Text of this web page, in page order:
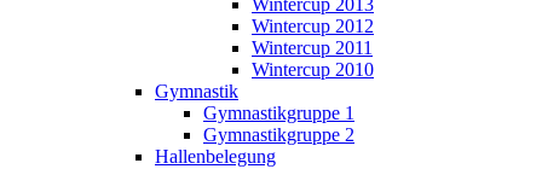
Wintercup 2012
Wintercup 2011
Wintercup 2010
Gymnastik
Gymnastikgruppe 1
Gymnastikgruppe 2
Hallenbelegung